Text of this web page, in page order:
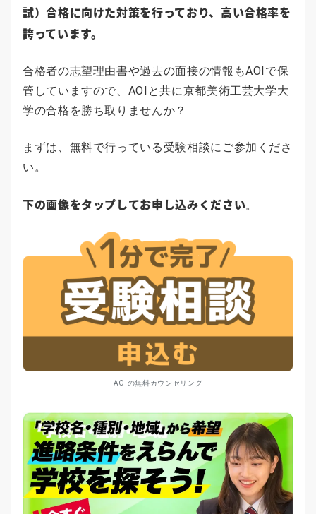
試）合格に向けた対策を行っており、高い合格率を
誇っています。
合格者の志望理由書や過去の面接の情報もAOIで保
管していますので、AOIと共に京都美術工芸大学大
学の合格を勝ち取りませんか？
まずは、無料で行っている受験相談にご参加くださ
い。
下の画像をタップしてお申し込みください。
AOIの無料カウンセリング